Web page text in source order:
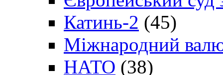
Катинь-2 (45)
Міжнародний
НАТО (38)